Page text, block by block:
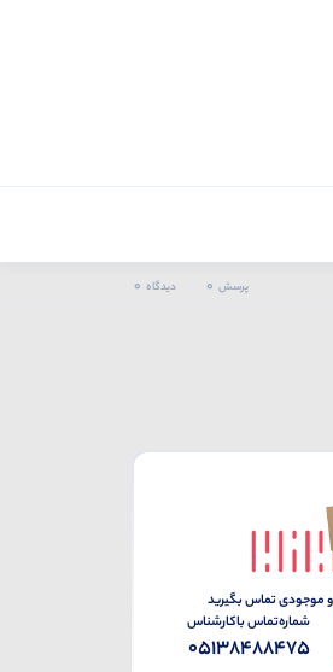
پرسش 0 دیدگاه 0
موجودی تماس بگیرید
شماره‌تماس‌ با‌کارشناس
05138488475